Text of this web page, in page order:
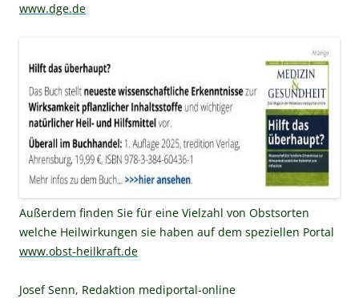
www.dge.de
Außerdem finden Sie für eine Vielzahl von Obstsorten
welche Heilwirkungen sie haben auf dem speziellen Portal
www.obst-heilkraft.de
Josef Senn, Redaktion mediportal-online